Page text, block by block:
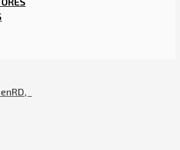
ME (FEAT. POPERULIN)
ㅤㅤ